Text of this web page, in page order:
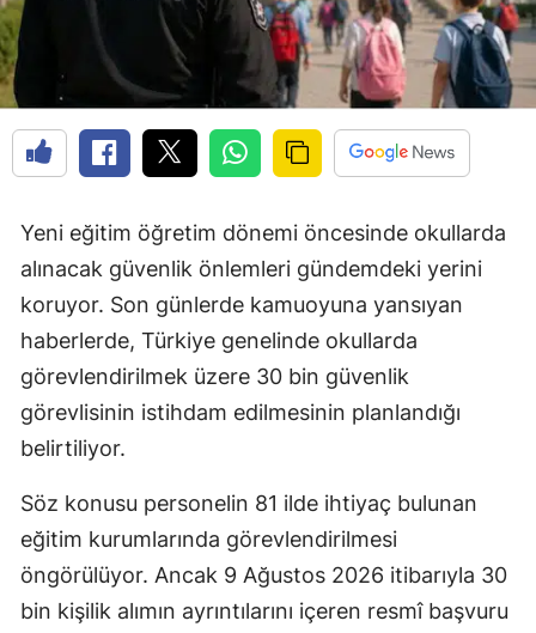
Yeni eğitim öğretim dönemi öncesinde okullarda
alınacak güvenlik önlemleri gündemdeki yerini
koruyor. Son günlerde kamuoyuna yansıyan
haberlerde, Türkiye genelinde okullarda
görevlendirilmek üzere 30 bin güvenlik
görevlisinin istihdam edilmesinin planlandığı
belirtiliyor.
Söz konusu personelin 81 ilde ihtiyaç bulunan
eğitim kurumlarında görevlendirilmesi
öngörülüyor. Ancak 9 Ağustos 2026 itibarıyla 30
bin kişilik alımın ayrıntılarını içeren resmî başvuru